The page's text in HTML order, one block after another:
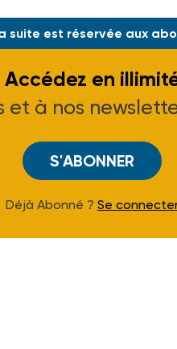
suite est réservée aux
Accédez en
et à nos
S'ABONNER
Déjà Abonné ? Se